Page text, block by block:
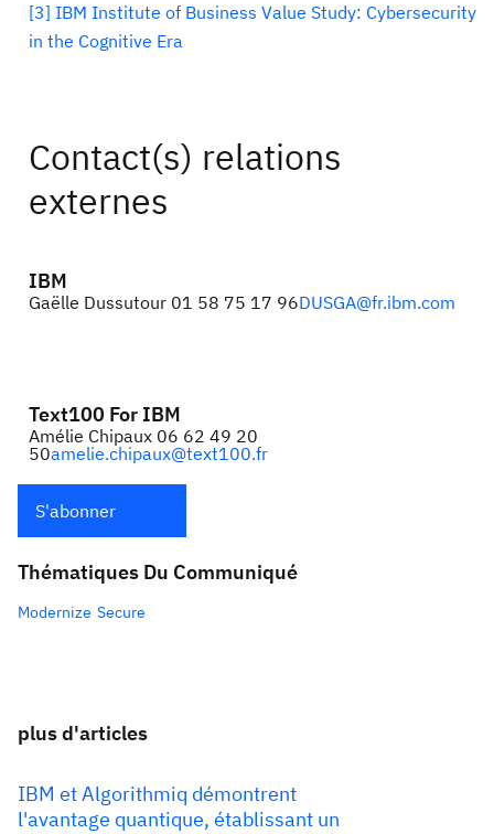
[3] IBM Institute of Business Value Study: Cybersecurity
in the Cognitive Era
Contact(s) relations
externes
IBM
Gaëlle Dussutour 01 58 75 17 96DUSGA@fr.ibm.com
Text100 For IBM
Amélie Chipaux 06 62 49 20
50amelie.chipaux@text100.fr
S'abonner
Thématiques Du Communiqué
Modernize Secure
plus d'articles
IBM et Algorithmiq démontrent
l'avantage quantique, établissant un